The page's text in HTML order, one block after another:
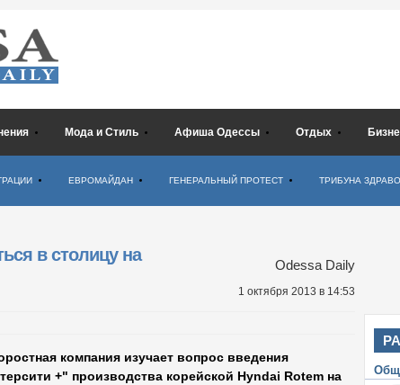
Мода и Стиль Афиша Одессы Отдых
ЕВРОМАЙДАН ГЕНЕРАЛЬНЫЙ ПРОТЕСТ ТРИБУНА
в столицу на
Odessa Daily
1 октября 2013 в 14:53
компания изучает вопрос введения
+" производства корейской Hyndai Rotem на